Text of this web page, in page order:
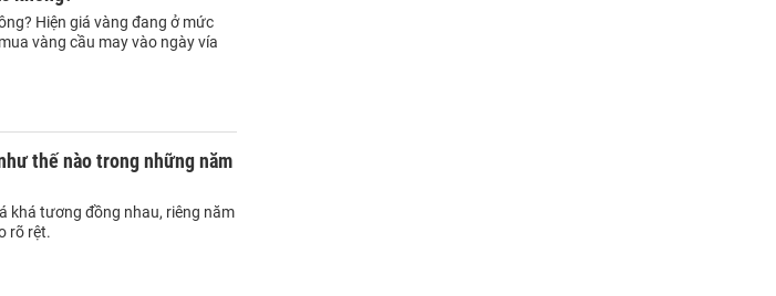
Hiện giá vàng đang ở mức
vàng cầu may vào ngày vía
thế nào trong những năm
khá tương đồng nhau, riêng năm
rõ rệt.